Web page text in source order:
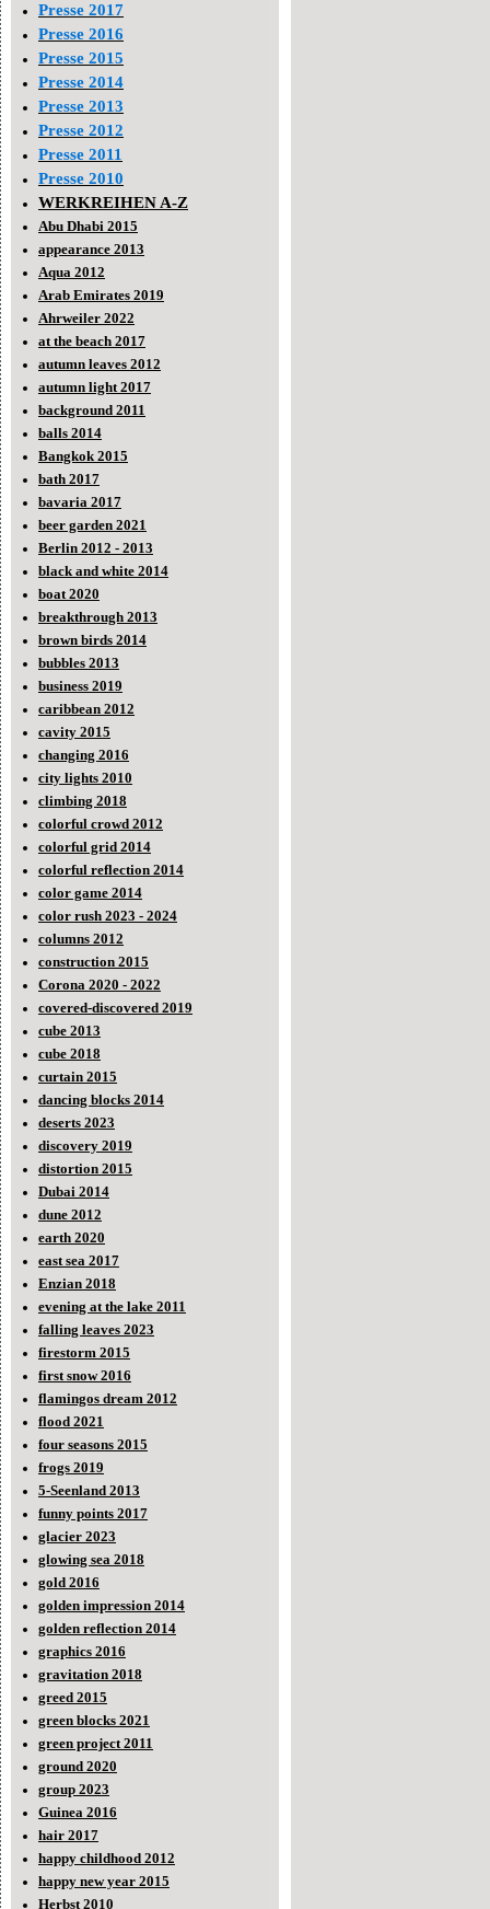
Presse 2017
Presse 2016
Presse 2015
Presse 2014
Presse 2013
Presse 2012
Presse 2011
Presse 2010
WERKREIHEN A-Z
Abu Dhabi 2015
appearance 2013
Aqua 2012
Arab Emirates 2019
Ahrweiler 2022
at the beach 2017
autumn leaves 2012
autumn light 2017
background 2011
balls 2014
Bangkok 2015
bath 2017
bavaria 2017
beer garden 2021
Berlin 2012 - 2013
black and white 2014
boat 2020
breakthrough 2013
brown birds 2014
bubbles 2013
business 2019
caribbean 2012
cavity 2015
changing 2016
city lights 2010
climbing 2018
colorful crowd 2012
colorful grid 2014
colorful reflection 2014
color game 2014
color rush 2023 - 2024
columns 2012
construction 2015
Corona 2020 - 2022
covered-discovered 2019
cube 2013
cube 2018
curtain 2015
dancing blocks 2014
deserts 2023
discovery 2019
distortion 2015
Dubai 2014
dune 2012
earth 2020
east sea 2017
Enzian 2018
evening at the lake 2011
falling leaves 2023
firestorm 2015
first snow 2016
flamingos dream 2012
flood 2021
four seasons 2015
frogs 2019
5-Seenland 2013
funny points 2017
glacier 2023
glowing sea 2018
gold 2016
golden impression 2014
golden reflection 2014
graphics 2016
gravitation 2018
greed 2015
green blocks 2021
green project 2011
ground 2020
group 2023
Guinea 2016
hair 2017
happy childhood 2012
happy new year 2015
Herbst 2010